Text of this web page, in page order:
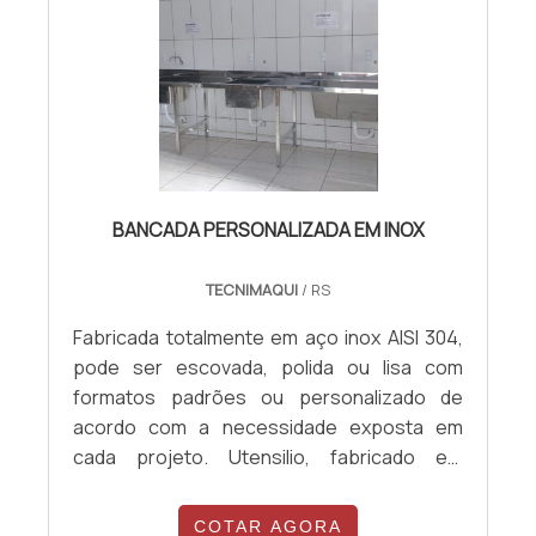
empresa comprometida com seus serviços
quando tratamos do segmento de aço
inoxidável. O objetivo é disponibilizar o que
há de melhor para fidelizar os clientes. A
EMPRESA MAIS QUALIFICADA DO SEGMENTO
Somente na Solidinox existem as melhores
precisa para aço inoxidável. São diversas
bancadas de aço inox e escorregador em
aço inox com ótima qualidade e proteção.
Para tal sucesso, a empresa investiu em
profissionais competentes e em
equipamentos inovadores. A Solidinox é uma
empresa que tem se destacado no
segmento pela seriedade e qualidade que
fecha o ciclo de entrega com excelência
BANCADA PERSONALIZADA EM INOX
TECNIMAQUI/ RS
Fabricada totalmente em aço inox AISI 304,
pode ser escovada, polida ou lisa com
formatos padrões ou personalizado de
acordo com a necessidade exposta em
cada projeto. Utensilio, fabricado em
COTAR AGORA